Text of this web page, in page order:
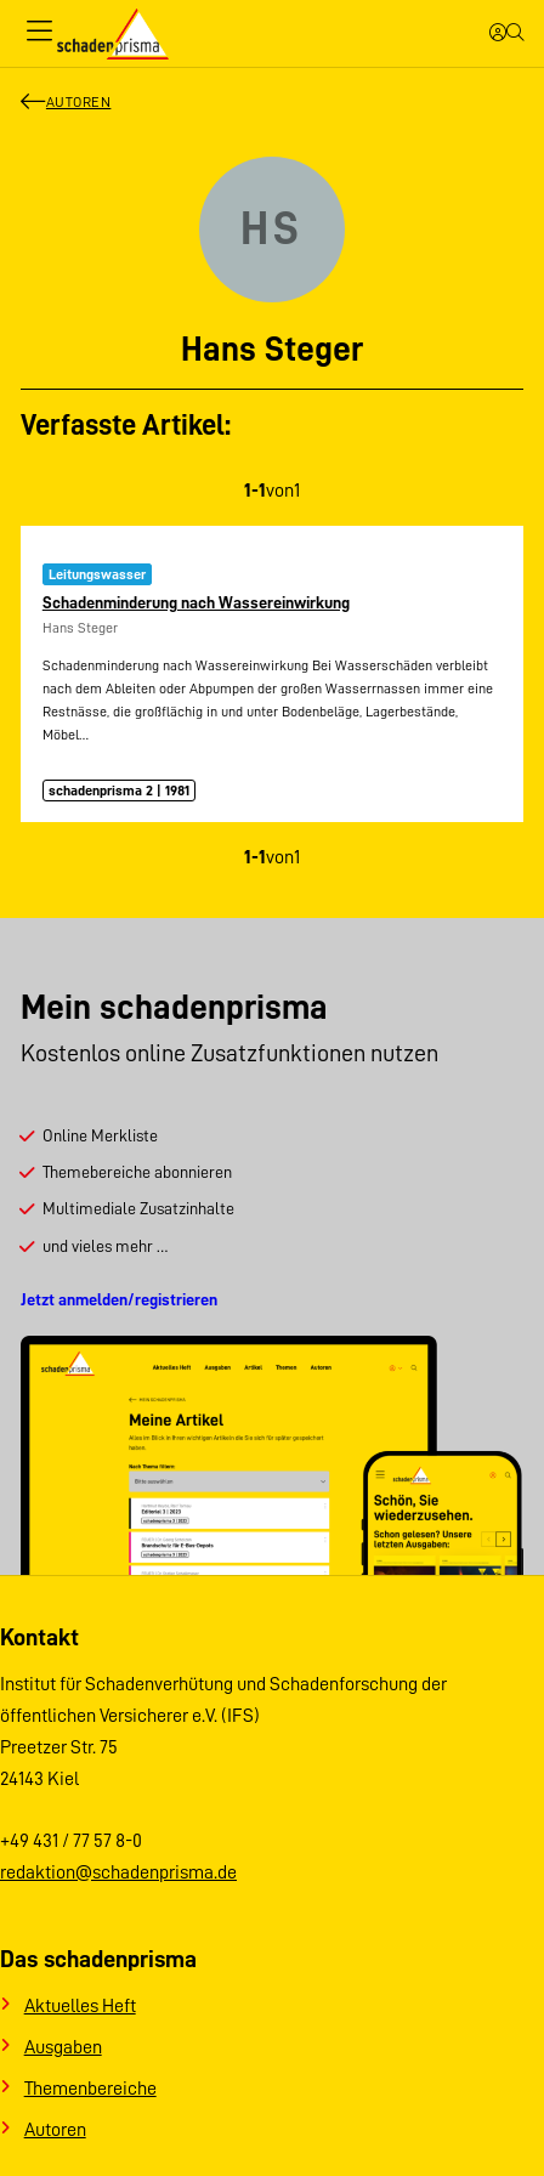
AUTOREN
HS
Hans Steger
Verfasste Artikel:
1-1von1
Leitungswasser
Schadenminderung nach Wassereinwirkung
Hans Steger
Schadenminderung nach Wassereinwirkung Bei Wasserschäden verbleibt
nach dem Ableiten oder Abpumpen der großen Wasserrnassen immer eine
Restnässe, die großflächig in und unter Bodenbeläge, Lagerbestände,
Möbel…
schadenprisma 2 | 1981
1-1von1
Mein schadenprisma
Kostenlos online Zusatzfunktionen nutzen
Online Merkliste
Themebereiche abonnieren
Multimediale Zusatzinhalte
und vieles mehr …
Jetzt anmelden/registrieren
Kontakt
Institut für Schadenverhütung und Schadenforschung der
öffentlichen Versicherer e.V. (IFS)
Preetzer Str. 75
24143 Kiel
+49 431 / 77 57 8-0
redaktion@schadenprisma.de
Das schadenprisma
Aktuelles Heft
Ausgaben
Themenbereiche
Autoren